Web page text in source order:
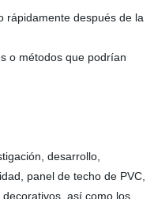
rápidamente después de la
o métodos que podrían
desarrollo,
panel de techo de PVC,
así como los